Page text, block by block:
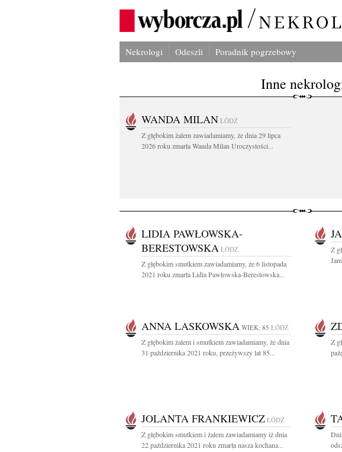
Nekrologi Odeszli Poradnik pogrzebowy
Inne
WANDA MILAN ŁÓDŹ
Z głębokim żalem zawiadamiamy, że dnia 29 lipca
2026 roku zmarła Wanda Milan Uroczystości...
LIDIA PAWŁOWSKA-
BERESTOWSKA ŁÓDŹ
Z głębokim smutkiem zawiadamiamy, że 6 listopada
2021 roku zmarła Lidia Pawłowska-Berestowska...
Z
ANNA LASKOWSKA WIEK: 85 ŁÓDŹ
Z głębokim żalem i smutkiem zawiadamiamy, że dnia
31 października 2021 roku, przeżywszy lat 85...
Z
JOLANTA FRANKIEWICZ ŁÓDŹ
Z głębokim smutkiem i żalem zawiadamiamy iż dnia
22 października 2021 roku zmarła nasza kochana...